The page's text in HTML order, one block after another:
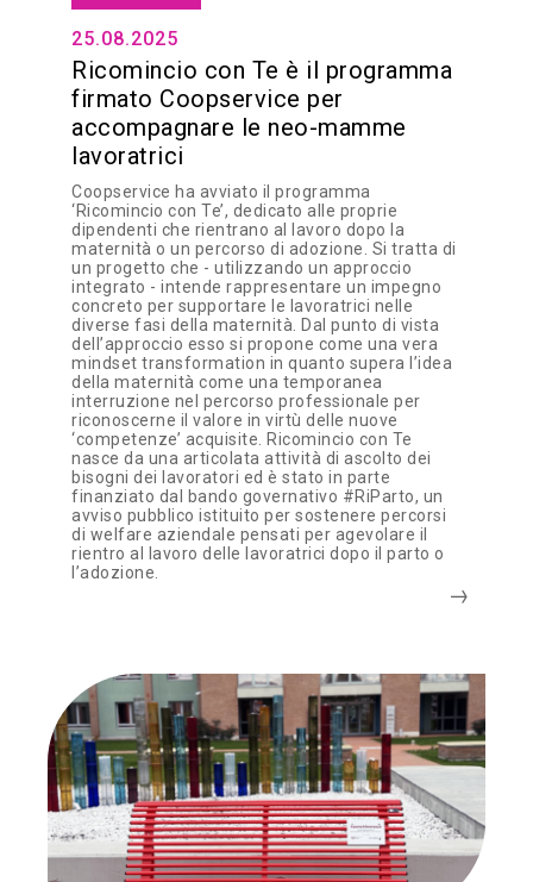
25.08.2025
Ricomincio con Te è il programma
firmato Coopservice per
accompagnare le neo-mamme
lavoratrici
Coopservice ha avviato il programma
‘Ricomincio con Te’, dedicato alle proprie
dipendenti che rientrano al lavoro dopo la
maternità o un percorso di adozione. Si tratta di
un progetto che - utilizzando un approccio
integrato - intende rappresentare un impegno
concreto per supportare le lavoratrici nelle
diverse fasi della maternità. Dal punto di vista
dell’approccio esso si propone come una vera
mindset transformation in quanto supera l’idea
della maternità come una temporanea
interruzione nel percorso professionale per
riconoscerne il valore in virtù delle nuove
‘competenze’ acquisite. Ricomincio con Te
nasce da una articolata attività di ascolto dei
bisogni dei lavoratori ed è stato in parte
finanziato dal bando governativo #RiParto, un
avviso pubblico istituito per sostenere percorsi
di welfare aziendale pensati per agevolare il
rientro al lavoro delle lavoratrici dopo il parto o
l’adozione.